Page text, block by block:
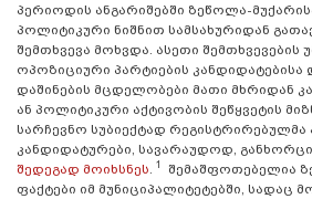
პერიოდის ანგარიშებში ზეწოლა-
პოლიტიკური ნიშნით სამსახურიდან
შემთხვევა მოხვდა. ასეთი შემთხვევების
ოპოზიციური პარტიების კანდიდატებისა
დაშინების მცდელობები მათი მხრიდან
ან პოლიტიკური აქტივობის შეწყვეტის
სარჩევნო სუბიექტად რეგისტრირებულმა
კანდიდატურები, სავარაუდოდ,
შედეგად მოიხსნეს. 1
შემაშფოთებელია
ფაქტები იმ მუნიციპალიტეტებში, სადაც